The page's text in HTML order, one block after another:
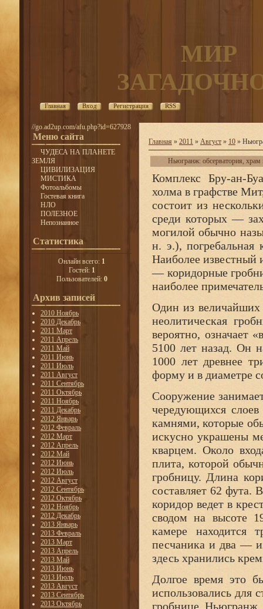
МИР
Главная Вход Регистрация RSS
//go.ad2up.com/afu.php?id=627928
Меню сайта
ЧУДЕСА НА ПЛАНЕТЕ
ЗЕМЛЯ
ЦИВИЛИЗАЦИЯ
МИСТИКА
Фотоальбомы
Гостевая книга
НЛО
ПОЛЕЗНОЕ
Непознанное
Статистика
Онлайн всего: 1
Гостей: 1
Пользователей: 0
Архив записей
2010 Ноябрь
2010 Декабрь
2011 Март
2011 Апрель
2011 Май
2011 Июнь
2011 Июль
2011 Август
2011 Сентябрь
2011 Октябрь
2011 Ноябрь
2011 Декабрь
2012 Январь
2012 Февраль
2012 Март
2012 Апрель
2012 Май
2012 Июнь
2012 Июль
2012 Август
2012 Сентябрь
2012 Октябрь
2012 Ноябрь
2012 Декабрь
2013 Январь
2013 Февраль
2013 Март
2013 Апрель
2013 Май
2013 Июнь
2013 Июль
2013 Август
2013 Сентябрь
2013 Октябрь
Главная » 2011 » Август » 10 »
Ньюгранж: обсерватория, храм
Комплекс Бру-ан-
холма в графстве
состоит из
среди которых —
могилой обычно
н. э.), погребальная
Наиболее известный
— коридорные
наиболее
Один из величайших
неолитическая
вероятно,
5100 лет назад. Он
1000 лет древнее
форму и в диаметре
Сооружение
чередующихся
камнями, которые
искусно украшены
кварцем. Около
плита, которой
гробницу. Длина
составляет 62
коридор ведет в
сводом на высоте
камере находится
песчаника и два —
здесь хранились
Долгое время это
использовались для
гробнице Ньюгранж